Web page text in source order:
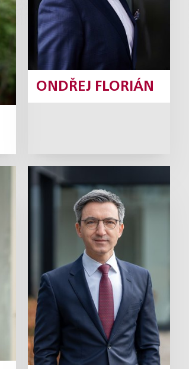
ONDŘEJ FLORIÁN
David Krch
Daňový partner
Profil